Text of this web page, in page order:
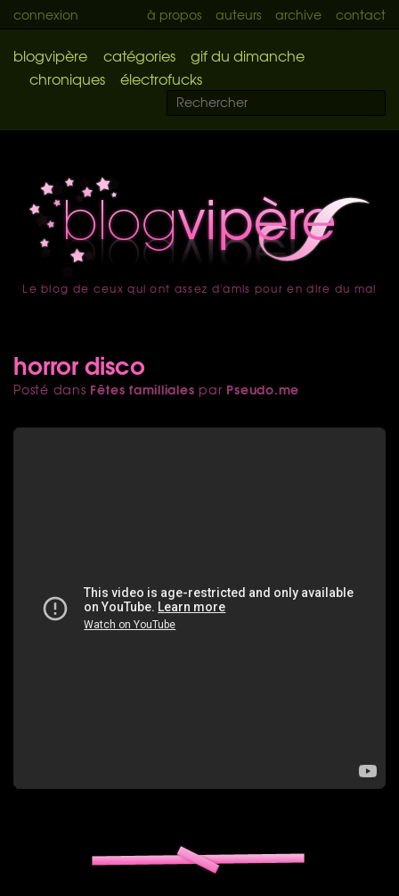
connexion à propos auteurs archive contact
blogvipère catégories
gif du dimanche
chroniques
électrofucks
accueil
Le blog de ceux qui ont assez d'amis pour en dire du mal
horror disco
Posté dans Fêtes familliales par Pseudo.me